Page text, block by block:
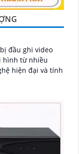
đầu ghi video
hình từ nhiều